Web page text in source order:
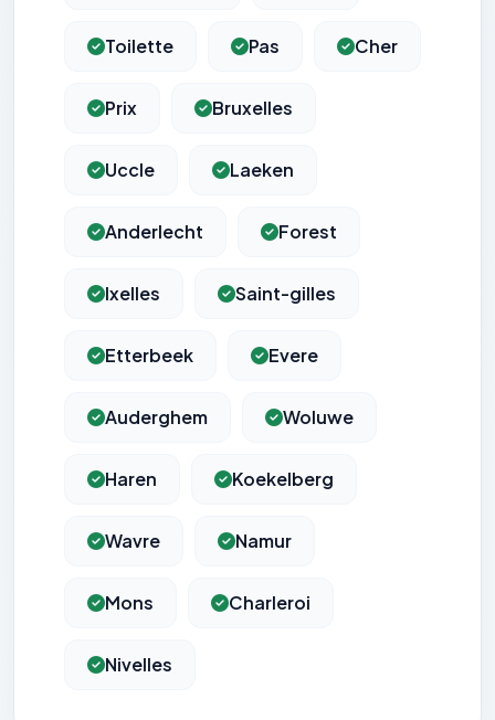
Toilette Pas Cher
Prix Bruxelles
Uccle Laeken
Anderlecht Forest
Ixelles Saint-gilles
Etterbeek Evere
Auderghem Woluwe
Haren Koekelberg
Wavre Namur
Mons Charleroi
Nivelles